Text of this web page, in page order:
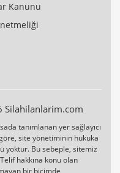
Kanunu
Silahilanlarim.com
tanımlanan yer sağlayıcı
site yönetiminin hukuka
yoktur. Bu sebeple, sitemiz
hakkına konu olan